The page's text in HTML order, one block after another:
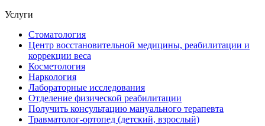
Услуги
Стоматология
Центр восстановительной медицины, реабилитации и
коррекции веса
Косметология
Наркология
Лабораторные исследования
Отделение физической реабилитации
Получить консультацию мануального терапевта
Травматолог-ортопед (детский, взрослый)